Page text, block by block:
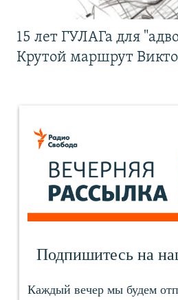
15 лет ГУЛАГа для
Крутой маршрут